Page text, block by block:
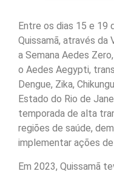
Entre os dias 15 e 19
Quissamã, através da
a Semana Aedes
o Aedes Aegypti,
Dengue, Zika,
Estado do Rio de
temporada de alta
regiões de saúde,
implementar ações
Em 2023, Quissamã